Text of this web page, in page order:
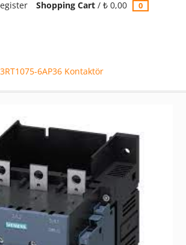
Shopping Cart/ ₺0,00 0
6AP36 Kontaktör